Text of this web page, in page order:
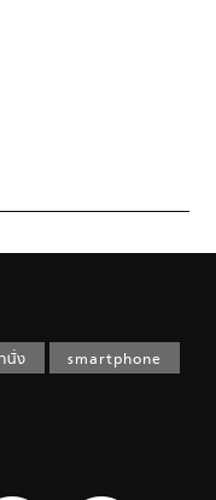
นั่ง
smartphone